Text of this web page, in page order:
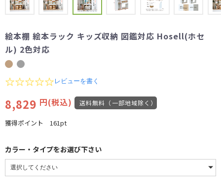
絵本棚 絵本ラック キッズ収納 図鑑対応 Hosell(ホセ
ル) 2色対応
0.0
rating
レビューを書く
8,829 円(税込) 送料無料（一部地域除く）
獲得ポイント 161pt
カラー・タイプをお選び下さい